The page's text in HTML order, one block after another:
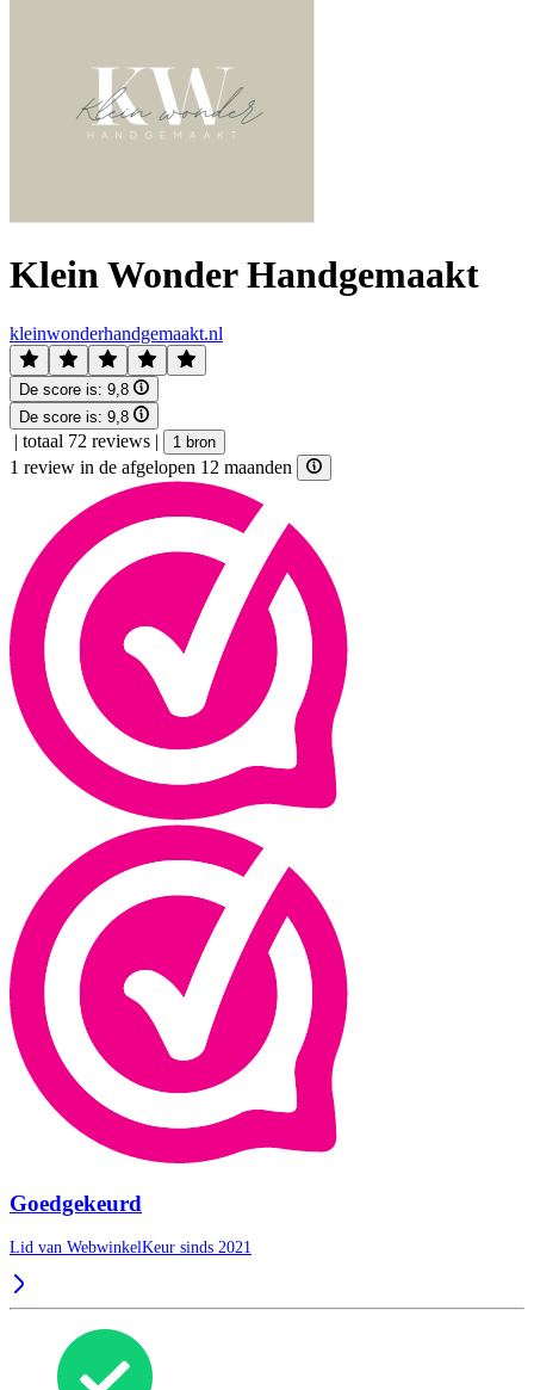
Klein Wonder Handgemaakt
kleinwonderhandgemaakt.nl
De score is: 9,8
De score is: 9,8
| totaal 72 reviews | 1 bron
1 review in de afgelopen 12 maanden
Goedgekeurd
Lid van WebwinkelKeur sinds 2021